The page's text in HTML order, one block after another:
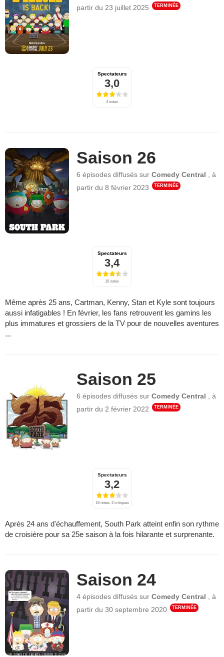
partir du23 juillet 2025 TERMINÉE
Spectateurs
3,0
4 notes
Saison 26
6 épisodes diffusés surComedy Central ,à
partir du8 février 2023 TERMINÉE
Spectateurs
3,4
10 notes
Même après 25 ans, Cartman, Kenny, Stan et Kyle sont toujours
aussi infatigables ! En février, les fans retrouvent les gamins les
plus immatures et grossiers de la TV pour de nouvelles aventures
...
Saison 25
6 épisodes diffusés surComedy Central ,à
partir du 2 février 2022 TERMINÉE
Spectateurs
3,2
16 notes, 2 critiques
Après 24 ans d'échauffement, South Park atteint enfin son rythme
de croisière pour sa 25e saison à la fois hilarante et surprenante.
Saison 24
4 épisodes diffusés surComedy Central ,à
partir du30 septembre 2020 TERMINÉE